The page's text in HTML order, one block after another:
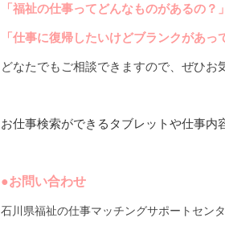
「福祉の仕事ってどんなものがあるの？」
「仕事に復帰したいけどブランクがあ
どなたでもご相談できますので、ぜひお
お仕事検索ができるタブレットや仕事内
●お問い合わせ
石川県福祉の仕事マッチングサポートセン